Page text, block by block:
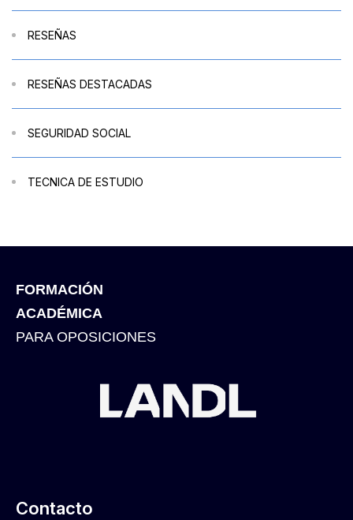
RESEÑAS
RESEÑAS DESTACADAS
SEGURIDAD SOCIAL
TECNICA DE ESTUDIO
FORMACIÓN
ACADÉMICA
PARA OPOSICIONES
Contacto